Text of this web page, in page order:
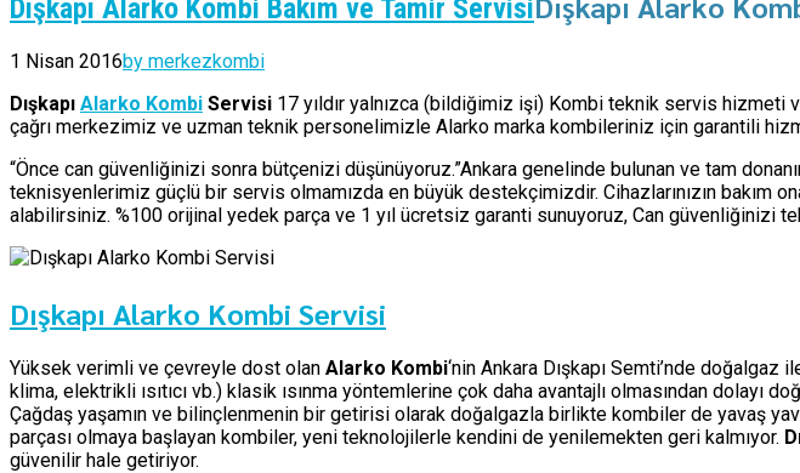
Dışkapı Alarko Kombi Bakım ve Tamir Servisi
1 Nisan 2016by merkezkombi
Dışkapı Alarko Kombi Servisi 17 yıldır yalnızca (bildiğimiz işi) Kombi teknik servis hizmeti
çağrı merkezimiz ve uzman teknik personelimizle Alarko marka kombileriniz için garantili
“Önce can güvenliğinizi sonra bütçenizi düşünüyoruz.”Ankara genelinde bulunan ve tam
teknisyenlerimiz güçlü bir servis olmamızda en büyük destekçimizdir. Cihazlarınızın
alabilirsiniz. %100 orijinal yedek parça ve 1 yıl ücretsiz garanti sunuyoruz, Can güvenliğinizi
Dışkapı Alarko Kombi Servisi
Yüksek verimli ve çevreyle dost olan Alarko Kombi‘nin Ankara Dışkapı Semti’nde
klima, elektrikli ısıtıcı vb.) klasik ısınma yöntemlerine çok daha avantajlı olmasından dolayı
Çağdaş yaşamın ve bilinçlenmenin bir getirisi olarak doğalgazla birlikte kombiler de yavaş
parçası olmaya başlayan kombiler, yeni teknolojilerle kendini de yenilemekten geri kalmıyor.
güvenilir hale getiriyor.